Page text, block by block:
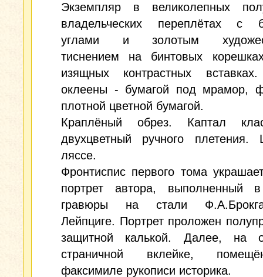
Экземпляр в великолепных
владельческих переплётах с
углами и золотым
тиснением на бинтовых
изящных контрастных
оклеены - бумагой под мрамор,
плотной цветной бумагой.
Краплёный обрез. Каптал
двухцветный ручного плетения.
ляссе.
Фронтиспис первого тома
портрет автора, выполненный
гравюры на стали
Лейпциге. Портрет проложен
защитной калькой. Далее, на
страничной вклейке,
факсимиле рукописи историка.